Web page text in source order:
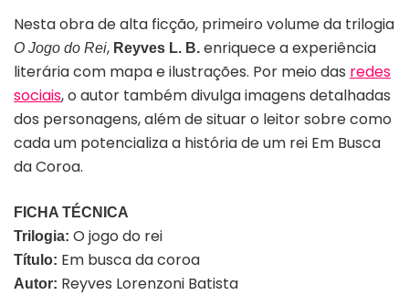
Nesta obra de alta ficção, primeiro volume da trilogia
O Jogo do Rei, Reyves L. B. enriquece a experiência
literária com mapa e ilustrações. Por meio das redes
sociais, o autor também divulga imagens detalhadas
dos personagens, além de situar o leitor sobre como
cada um potencializa a história de um rei Em Busca
da Coroa.
FICHA TÉCNICA
Trilogia: O jogo do rei
Título: Em busca da coroa
Autor: Reyves Lorenzoni Batista